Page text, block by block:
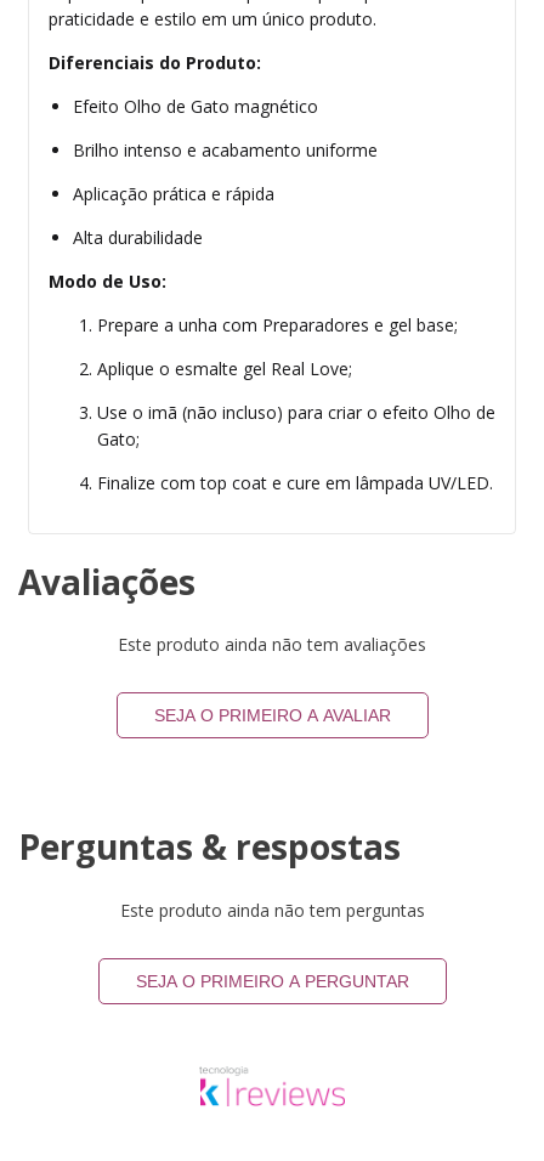
praticidade e estilo em um único produto.
Diferenciais do Produto:
Efeito Olho de Gato magnético
Brilho intenso e acabamento uniforme
Aplicação prática e rápida
Alta durabilidade
Modo de Uso:
Prepare a unha com Preparadores e gel base;
Aplique o esmalte gel Real Love;
Use o imã (não incluso) para criar o efeito Olho de
Gato;
Finalize com top coat e cure em lâmpada UV/LED.
Avaliações
Este produto ainda não tem avaliações
SEJA O PRIMEIRO A AVALIAR
Perguntas & respostas
Este produto ainda não tem perguntas
SEJA O PRIMEIRO A PERGUNTAR